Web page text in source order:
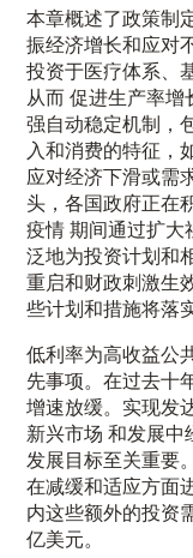
本章概述了政策制
振经济增长和应对
投资于医疗体系、
从而 促进生产率
强自动稳定机制，
入和消费的特征，
应对经济下滑或需
头，各国政府正在
疫情 期间通过扩
泛地为投资计划和
重启和财政刺激生
些计划和措施将落
低利率为高收益公
先事项。在过去十
增速放缓。实现发
新兴市场 和发展
发展目标至关重要
在减缓和适应方面
内这些额外的投资
亿美元。